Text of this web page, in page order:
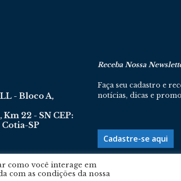
- Bloco A,
22 - SN CEP:
SP
Receba Nossa
Faça seu cadastro e
notícias, dicas e
Cadastre-se aqui
como você interage em
com as condições da nossa